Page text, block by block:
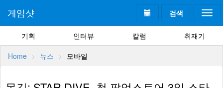
검색
게임샷
기획 인터뷰 칼럼 취재기
Home 뉴스 모바일